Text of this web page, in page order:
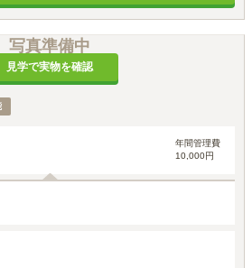
写真準備中
見学で実物を確認
年間管理費
10,000円